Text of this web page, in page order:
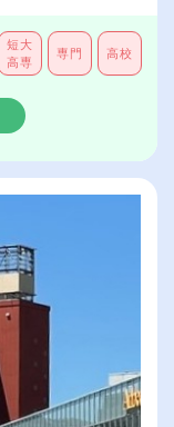
短大
高専
専門 高校